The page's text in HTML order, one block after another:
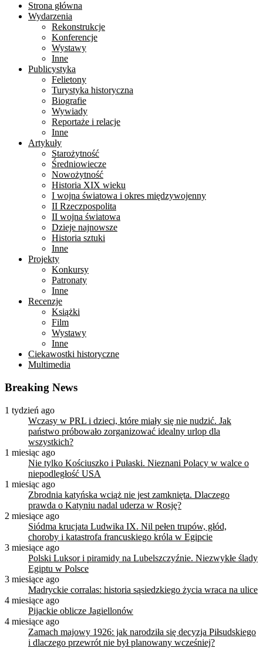
Strona główna
Wydarzenia
Rekonstrukcje
Konferencje
Wystawy
Inne
Publicystyka
Felietony
Turystyka historyczna
Biografie
Wywiady
Reportaże i relacje
Inne
Artykuły
Starożytność
Średniowiecze
Nowożytność
Historia XIX wieku
I wojna światowa i okres międzywojenny
II Rzeczpospolita
II wojna światowa
Dzieje najnowsze
Historia sztuki
Inne
Projekty
Konkursy
Patronaty
Inne
Recenzje
Książki
Film
Wystawy
Inne
Ciekawostki historyczne
Multimedia
Breaking News
1 tydzień ago
Wczasy w PRL i dzieci, które miały się nie nudzić. Jak
państwo próbowało zorganizować idealny urlop dla
wszystkich?
1 miesiąc ago
Nie tylko Kościuszko i Pułaski. Nieznani Polacy w walce o
niepodległość USA
1 miesiąc ago
Zbrodnia katyńska wciąż nie jest zamknięta. Dlaczego
prawda o Katyniu nadal uderza w Rosję?
2 miesiące ago
Siódma krucjata Ludwika IX. Nil pełen trupów, głód,
choroby i katastrofa francuskiego króla w Egipcie
3 miesiące ago
Polski Luksor i piramidy na Lubelszczyźnie. Niezwykłe ślady
Egiptu w Polsce
3 miesiące ago
Madryckie corralas: historia sąsiedzkiego życia wraca na ulice
4 miesiące ago
Pijackie oblicze Jagiellonów
4 miesiące ago
Zamach majowy 1926: jak narodziła się decyzja Piłsudskiego
i dlaczego przewrót nie był planowany wcześniej?